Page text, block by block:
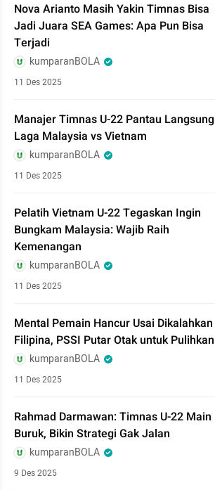
Nova Arianto Masih Yakin Timnas Bisa
Jadi Juara SEA Games: Apa Pun Bisa
Terjadi
kumparanBOLA
11 Des 2025
Manajer Timnas U-22 Pantau Langsung
Laga Malaysia vs Vietnam
kumparanBOLA
11 Des 2025
Pelatih Vietnam U-22 Tegaskan Ingin
Bungkam Malaysia: Wajib Raih
Kemenangan
kumparanBOLA
11 Des 2025
Mental Pemain Hancur Usai Dikalahkan
Filipina, PSSI Putar Otak untuk Pulihkan
kumparanBOLA
11 Des 2025
Rahmad Darmawan: Timnas U-22 Main
Buruk, Bikin Strategi Gak Jalan
kumparanBOLA
9 Des 2025